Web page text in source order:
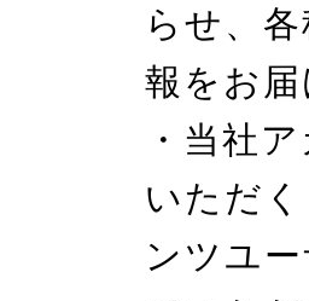
らせ、
報をお届
・当社
いただ
ンツユ